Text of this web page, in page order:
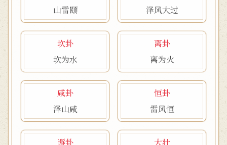
山雷颐
泽风大过
坎卦
坎为水
离卦
离为火
咸卦
泽山咸
恒卦
雷风恒
遯卦 大壮